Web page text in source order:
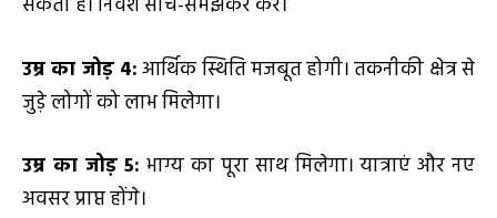
उम्र का जोड़ 4:आर्थिक स्थिति मजबूत होगी। तकनीकी क्षेत्र से
जुड़े लोगों को लाभ मिलेगा।
उम्र का जोड़5: भाग्य का पूरा साथ मिलेगा। यात्राएं और नए
अवसर प्राप्त होंगे।